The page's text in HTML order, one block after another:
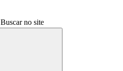
Buscar no site